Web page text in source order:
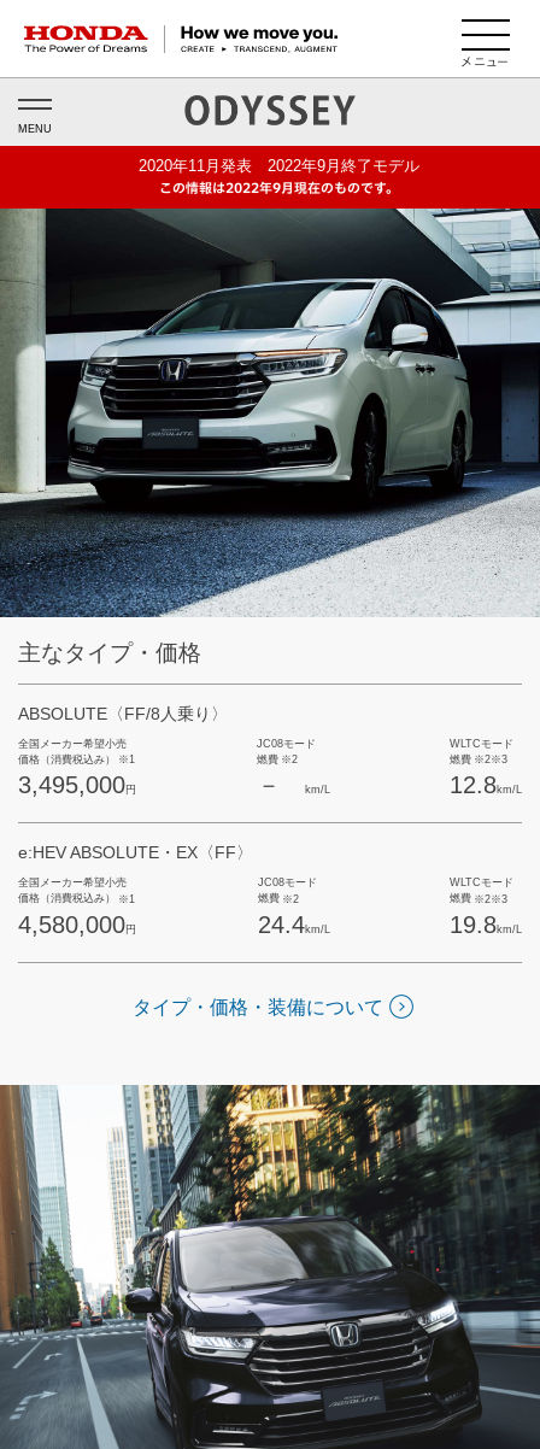
HONDA The Power of Dreams
MENU
2020年11月発表 2022年9月終了モデル
この情報は2022年9月現在のものです。
主なタイプ・価格
ABSOLUTE 〈FF/8人乗り〉
全国メーカー希望小売
価格（消費税込み）
※1
3,495,000円
JC08モード
燃費 ※2
－ km/L
WLTCモード
燃費 ※2※3
12.8km/L
e:HEV ABSOLUTE・EX 〈FF〉
全国メーカー希望小売
価格（消費税込み）
※1
4,580,000円
JC08モード
燃費 ※2
24.4km/L
WLTCモード
燃費 ※2※3
19.8km/L
タイプ・価格・装備について